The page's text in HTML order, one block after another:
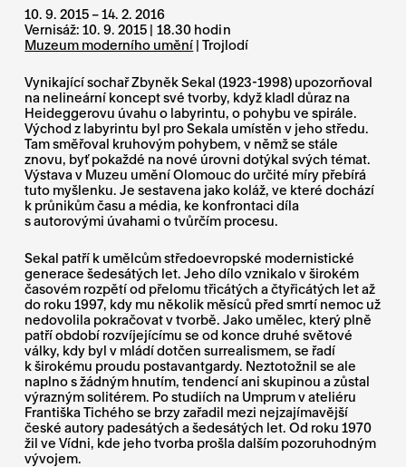
10. 9. 2015 – 14. 2. 2016
Vernisáž: 10. 9. 2015 | 18.30 hodin
Muzeum moderního umění | Trojlodí
Vynikající sochař Zbyněk Sekal (1923-1998) upozorňoval
na nelineární koncept své tvorby, když kladl důraz na
Heideggerovu úvahu o labyrintu, o pohybu ve spirále.
Východ z labyrintu byl pro Sekala umístěn v jeho středu.
Tam směřoval kruhovým pohybem, v němž se stále
znovu, byť pokaždé na nové úrovni dotýkal svých témat.
Výstava v Muzeu umění Olomouc do určité míry přebírá
tuto myšlenku. Je sestavena jako koláž, ve které dochází
k průnikům času a média, ke konfrontaci díla
s autorovými úvahami o tvůrčím procesu.
Sekal patří k umělcům středoevropské modernistické
generace šedesátých let. Jeho dílo vznikalo v širokém
časovém rozpětí od přelomu třicátých a čtyřicátých let až
do roku 1997, kdy mu několik měsíců před smrtí nemoc už
nedovolila pokračovat v tvorbě. Jako umělec, který plně
patří období rozvíjejícímu se od konce druhé světové
války, kdy byl v mládí dotčen surrealismem, se řadí
k širokému proudu postavantgardy. Neztotožnil se ale
naplno s žádným hnutím, tendencí ani skupinou a zůstal
výrazným solitérem. Po studiích na Umprum v ateliéru
Františka Tichého se brzy zařadil mezi nejzajímavější
české autory padesátých a šedesátých let. Od roku 1970
žil ve Vídni, kde jeho tvorba prošla dalším pozoruhodným
vývojem.